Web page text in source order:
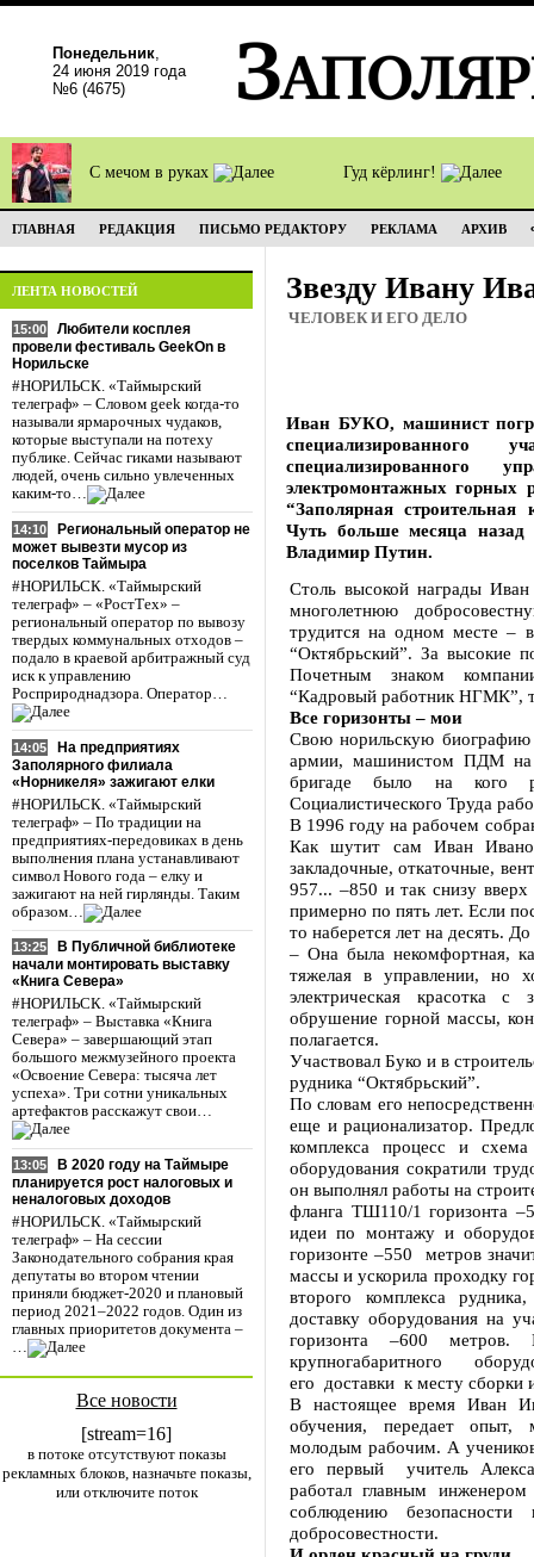
Понедельник,
24 июня 2019 года
№6 (4675)
С мечом в руках Гуд кёрлинг!
ГЛАВНАЯ РЕДАКЦИЯ ПИСЬМО РЕДАКТОРУ РЕКЛАМА АРХИВ
ЛЕНТА НОВОСТЕЙ
15:00
Любители косплея
провели фестиваль GeekOn в
Норильске
#НОРИЛЬСК. «Таймырский
телеграф» – Словом geek когда-то
называли ярмарочных чудаков,
которые выступали на потеху
публике. Сейчас гиками называют
людей, очень сильно увлеченных
каким-то…
14:10
Региональный оператор не
может вывезти мусор из
поселков Таймыра
#НОРИЛЬСК. «Таймырский
телеграф» – «РостТех» –
региональный оператор по вывозу
твердых коммунальных отходов –
подало в краевой арбитражный суд
иск к управлению
Росприроднадзора. Оператор…
14:05
На предприятиях
Заполярного филиала
«Норникеля» зажигают елки
#НОРИЛЬСК. «Таймырский
телеграф» – По традиции на
предприятиях-передовиках в день
выполнения плана устанавливают
символ Нового года – елку и
зажигают на ней гирлянды. Таким
образом…
13:25
В Публичной библиотеке
начали монтировать выставку
«Книга Севера»
#НОРИЛЬСК. «Таймырский
телеграф» – Выставка «Книга
Севера» – завершающий этап
большого межмузейного проекта
«Освоение Севера: тысяча лет
успеха». Три сотни уникальных
артефактов расскажут свои…
13:05
В 2020 году на Таймыре
планируется рост налоговых и
неналоговых доходов
#НОРИЛЬСК. «Таймырский
телеграф» – На сессии
Законодательного собрания края
депутаты во втором чтении
приняли бюджет-2020 и плановый
период 2021–2022 годов. Один из
главных приоритетов документа –
…
Все новости
[stream=16]
в потоке отсутствуют показы
рекламных блоков, назначьте показы,
или отключите поток
Звезду Ивану
ЧЕЛОВЕК И ЕГО ДЕЛО
Иван БУКО, машинист
специализированного
электромонтажных горных
“Заполярная
Чуть больше месяца назад
Владимир Путин.
Столь высокой награды
многолетнюю
трудится на одном месте –
“Октябрьский”. За высокие
Почетным знаком
“Кадровый работник НГМК”,
Все горизонты – мои
Свою норильскую биографию
армии, машинистом ПДМ на
бригаде было на кого
Социалистического Труда
В 1996 году на рабочем
Как шутит сам Иван
закладочные, откаточные,
957... –850 и так снизу
примерно по пять лет. Если
то наберется лет на десять.
– Она была некомфортная,
тяжелая в управлении, но
электрическая красотка с
обрушение горной массы,
полагается.
Участвовал Буко и в
рудника “Октябрьский”.
По словам его
еще и рационализатор.
комплекса процесс и
оборудования сократили
он выполнял работы на
фланга ТШ110/1 горизонта
идеи по монтажу и
горизонте –550 метров
массы и ускорила проходку
второго комплекса
доставку оборудования на
горизонта –600
крупногабаритного
его доставки к месту сборки
В настоящее время Иван
обучения, передает опыт,
молодым рабочим. А
его первый учитель
работал главным
соблюдению
добросовестности.